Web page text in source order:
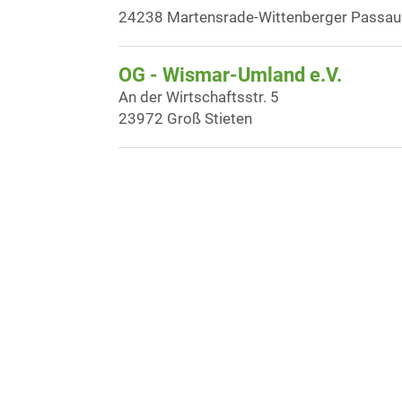
24238 Martensrade-Wittenberger Passau
OG - Wismar-Umland e.V.
An der Wirtschaftsstr. 5
23972 Groß Stieten